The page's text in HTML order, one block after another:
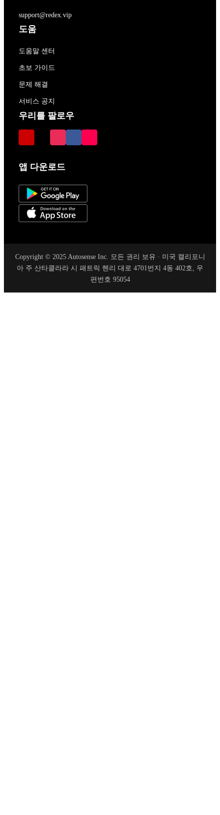
support@redex.vip
도움
도움말 센터
초보 가이드
문제 해결
서비스 공지
우리를 팔로우
앱 다운로드
Copyright © 2025 Autosense Inc. 모든 권리 보유 · 미국 캘리포니
아 주 산타클라라 시 패트릭 헨리 대로 4701번지 4동 402호, 우
편번호 95054